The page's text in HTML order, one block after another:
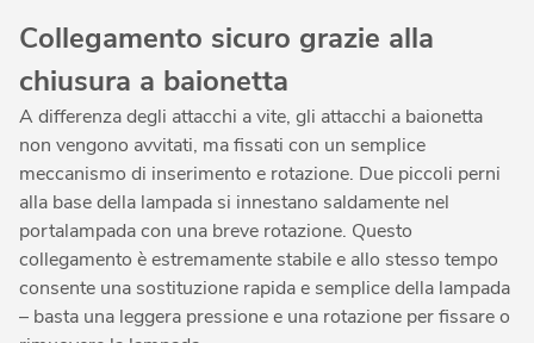
Collegamento sicuro grazie alla
chiusura a baionetta
A differenza degli attacchi a vite, gli attacchi a baionetta
non vengono avvitati, ma fissati con un semplice
meccanismo di inserimento e rotazione. Due piccoli perni
alla base della lampada si innestano saldamente nel
portalampada con una breve rotazione. Questo
collegamento è estremamente stabile e allo stesso tempo
consente una sostituzione rapida e semplice della lampada
– basta una leggera pressione e una rotazione per fissare o